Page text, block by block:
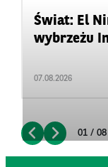
Świat: El
wybrzeżu
07.08.2026
01 / 08